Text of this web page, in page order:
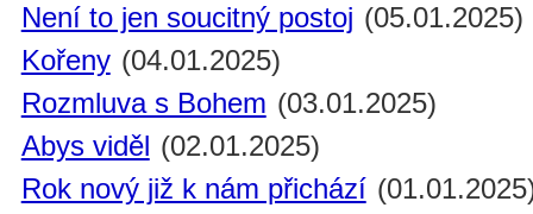
Není to jen soucitný postoj (05.01.2025)
Kořeny (04.01.2025)
Rozmluva s Bohem (03.01.2025)
Abys viděl (02.01.2025)
Rok nový již k nám přichází